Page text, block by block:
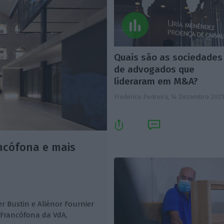
e mais
Bustin e Aliénor Fournier
da VdA,
Quais são as sociedades
de advogados que
lideraram em M&A?
Frederico Pedreira, 14 Dezembro 2021